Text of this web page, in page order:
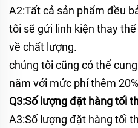
A2:Tất cả sản phẩm đều
tôi sẽ gửi linh kiện thay
về chất lượng.
chúng tôi cũng có thể
năm với mức phí thêm
Q3:Số lượng đặt hàng tối
A3:Số lượng đặt hàng tối